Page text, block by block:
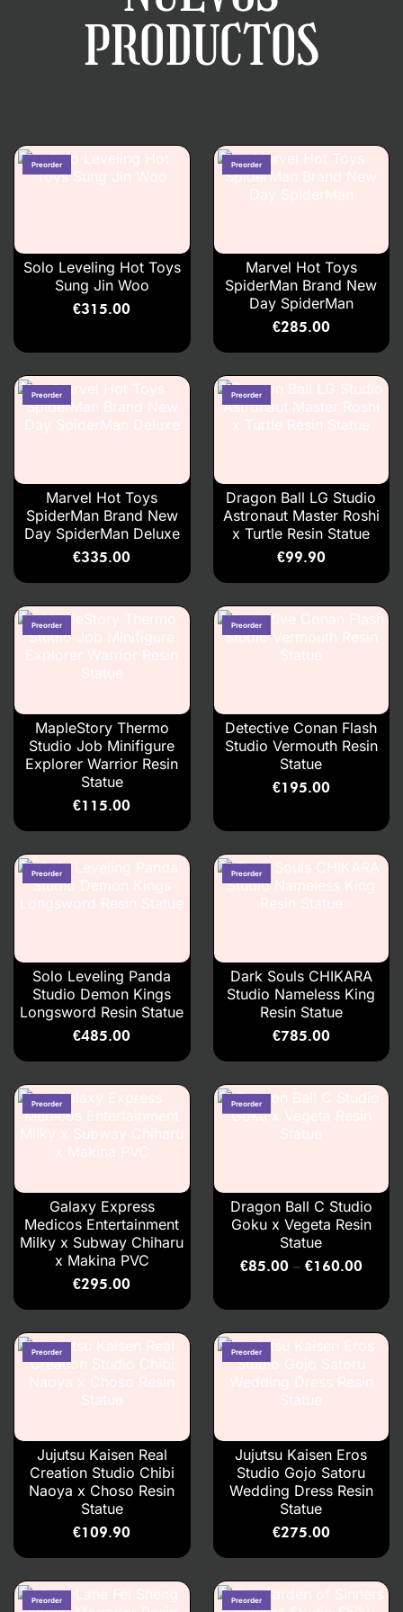
PRODUCTOS
Solo Leveling Hot Toys
Sung Jin Woo
€315.00
Marvel Hot Toys
SpiderMan Brand New
Day SpiderMan
€285.00
Marvel Hot Toys
SpiderMan Brand New
Day SpiderMan Deluxe
€335.00
Dragon Ball LG Studio
Astronaut Master Roshi
x Turtle Resin Statue
€99.90
MapleStory Thermo
Studio Job Minifigure
Explorer Warrior Resin
Statue
€115.00
Detective Conan Flash
Studio Vermouth Resin
Statue
€195.00
Solo Leveling Panda
Studio Demon Kings
Longsword Resin Statue
€485.00
Dark Souls CHIKARA
Studio Nameless King
Resin Statue
€785.00
Galaxy Express
Medicos Entertainment
Milky x Subway Chiharu
x Makina PVC
€295.00
Dragon Ball C Studio
Goku x Vegeta Resin
Statue
€85.00 – €160.00
Jujutsu Kaisen Real
Creation Studio Chibi
Naoya x Choso Resin
Statue
€109.90
Jujutsu Kaisen Eros
Studio Gojo Satoru
Wedding Dress Resin
Statue
€275.00